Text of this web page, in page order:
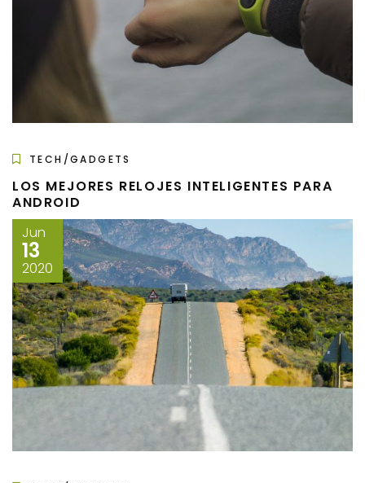
TECH/GADGETS
LOS MEJORES RELOJES INTELIGENTES PARA
ANDROID
Jun
13
2020